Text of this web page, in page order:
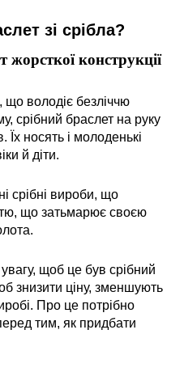
зі срібла?
володіє безліччю
срібний браслет на руку
носять і молоденькі
й діти.
срібні вироби, що
що затьмарює своєю
щоб це був срібний
знизити ціну, зменшують
Про це потрібно
тим, як придбати